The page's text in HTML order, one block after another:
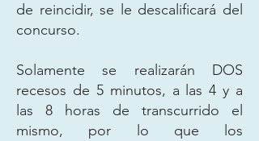
de reincidir, se le descalificará del
concurso.
Solamente se realizarán DOS
recesos de 5 minutos, a las 4 y a
las 8 horas de transcurrido el
mismo, por lo que los